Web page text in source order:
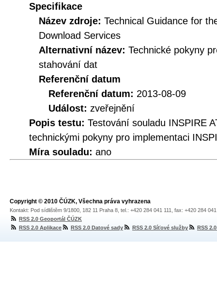
Specifikace
Název zdroje: Technical Guidance for
Download Services
Alternativní název: Technické pokyny
stahování dat
Referenční datum
Referenční datum: 2013-08-09
Událost: zveřejnění
Popis testu: Testování souladu INSPIRE
technickými pokyny pro implementaci
Míra souladu: ano
Copyright © 2010 ČÚZK, Všechna práva vyhrazena
Kontakt: Pod sídlištěm 9/1800, 182 11 Praha 8, tel.: +420 284 041 111, fax: +420 284
RSS 2.0 Geoportál ČÚZK
RSS 2.0 Aplikace
RSS 2.0 Datové sady RSS 2.0 Síťové služby RSS